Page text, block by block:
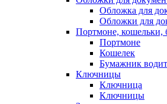
Обложка для
Обложки для
Портмоне, кошельки,
Портмоне
Кошелек
Бумажник
Ключницы
Ключница
Ключницы